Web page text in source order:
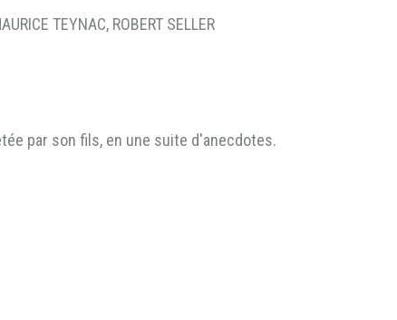
TEYNAC, ROBERT SELLER
par son fils, en une suite d'anecdotes.